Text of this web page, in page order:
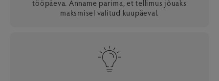
tööpäeva. Anname parima, et tellimus jõuaks
maksmisel valitud kuupäeval.